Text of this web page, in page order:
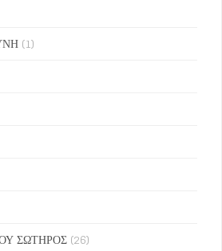
(1)
ΣΩΤΗΡΟΣ (26)